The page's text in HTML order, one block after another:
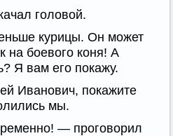
головой.
курицы. Он может
на боевого коня! А
Я вам его покажу.
Иванович, покажите
мы.
— проговорил